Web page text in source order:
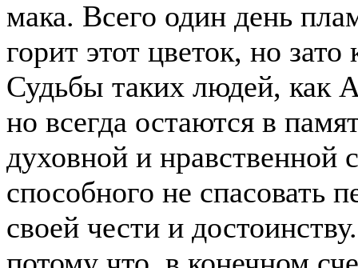
мака. Всего один день
горит этот цветок, но
Судьбы таких людей, как
но всегда остаются в
духовной и нравственной
способного не спасовать
своей чести и